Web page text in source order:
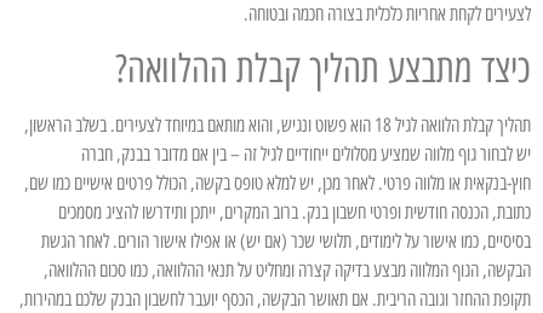
לצעירים לקחת אחריות כלכלית בצורה חכמה ובטוחה.
כיצד מתבצע תהליך קבלת ההלוואה?
תהליך קבלת הלוואה לגיל 18 הוא פשוט ונגיש, והוא מותאם במיוחד לצעירים. בשלב הראשון,
יש לבחור גוף מלווה שמציע מסלולים ייחודיים לגיל זה – בין אם מדובר בבנק, חברה
חוץ-בנקאית או מלווה פרטי. לאחר מכן, יש למלא טופס בקשה, הכולל פרטים אישיים כמו שם,
כתובת, הכנסה חודשית ופרטי חשבון בנק. ברוב המקרים, ייתכן ותידרשו להציג מסמכים
בסיסיים, כמו אישור על לימודים, תלושי שכר (אם יש) או אפילו אישור הורים. לאחר הגשת
הבקשה, הגוף המלווה מבצע בדיקה קצרה ומחליט על תנאי ההלוואה, כמו סכום ההלוואה,
תקופת ההחזר וגובה הריבית. אם תאושר הבקשה, הכסף יועבר לחשבון הבנק שלכם במהירות,